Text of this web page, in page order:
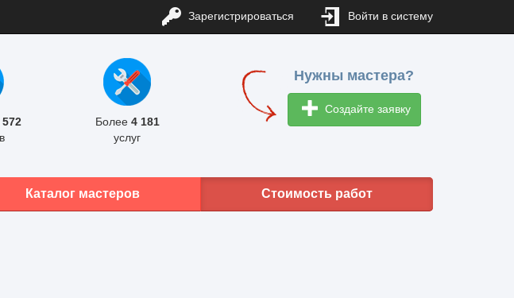
Зарегистрироваться Войти в систему
572
Более 4 181
услуг
Нужны мастера?
Создайте заявку
Каталог мастеров Стоимость работ